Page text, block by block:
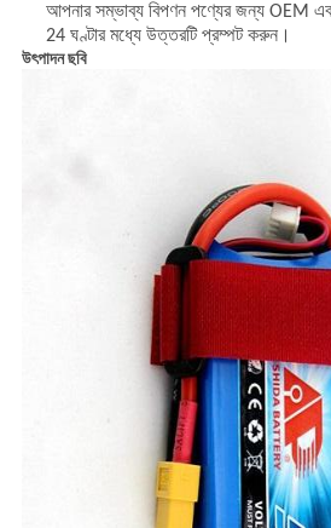
আপনার সম্ভাব্য বিপণন পণ্যের জন্য OEM
24 ঘণ্টার মধ্যে উত্তরটি প্রম্পট করুন।
উৎপাদন ছবি